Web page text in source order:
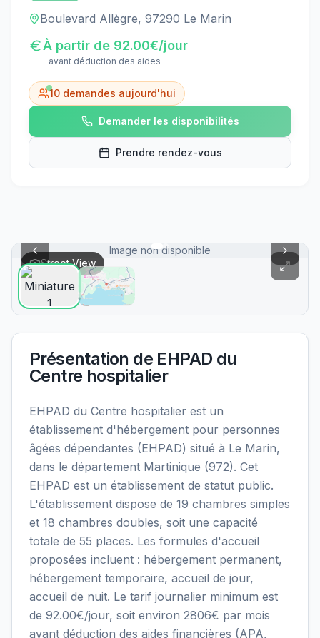
Boulevard Allègre, 97290 Le Marin
À partir de 92.00€/jour
avant déduction des aides
10 demandes aujourd'hui
Demander les disponibilités
Prendre rendez-vous
Image non disponible
Street View
Présentation de EHPAD du
Centre hospitalier
EHPAD du Centre hospitalier est un
établissement d'hébergement pour personnes
âgées dépendantes (EHPAD) situé à Le Marin,
dans le département Martinique (972). Cet
EHPAD est un établissement de statut public.
L'établissement dispose de 19 chambres simples
et 18 chambres doubles, soit une capacité
totale de 55 places. Les formules d'accueil
proposées incluent : hébergement permanent,
hébergement temporaire, accueil de jour,
accueil de nuit. Le tarif journalier minimum est
de 92.00€/jour, soit environ 2806€ par mois
avant déduction des aides financières (APA,